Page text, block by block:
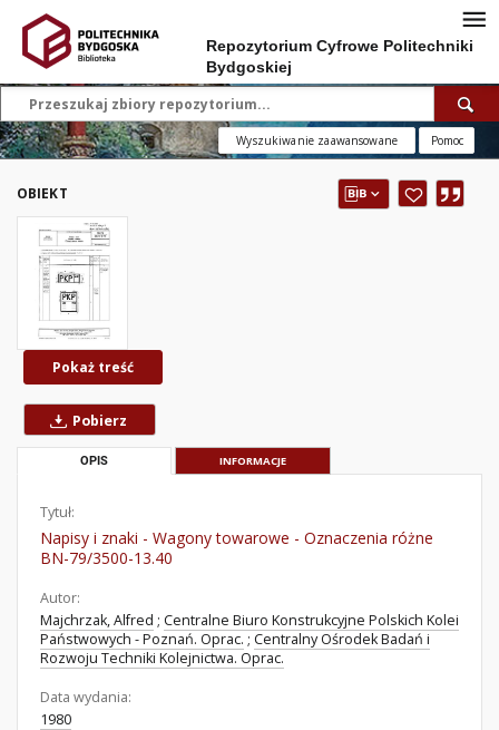
Repozytorium Cyfrowe Politechniki
Bydgoskiej
Wyszukiwanie zaawansowane Pomoc
OBIEKT
Pokaż treść
Pobierz
OPIS INFORMACJE
Tytuł:
Napisy i znaki - Wagony towarowe - Oznaczenia różne
BN-79/3500-13.40
Autor:
Majchrzak, Alfred ; Centralne Biuro Konstrukcyjne Polskich Kolei
Państwowych - Poznań. Oprac. ; Centralny Ośrodek Badań i
Rozwoju Techniki Kolejnictwa. Oprac.
Data wydania:
1980